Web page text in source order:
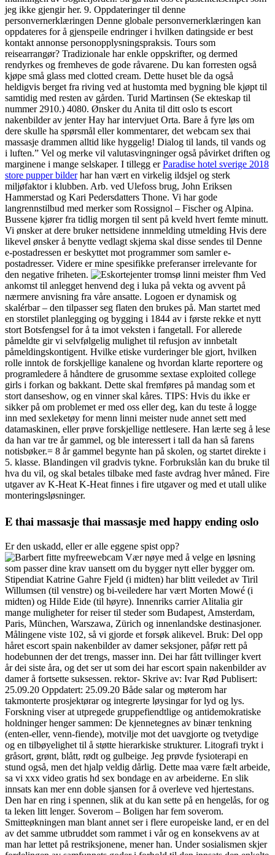
jeg ikke gjengir her. 9. Oppdateringer til denne
personvernerklæringen Denne globale personvernerklæringen kan
oppdateres for å gjenspeile endringer i hvilken datingside er best
kontakt annonse personopplysningspraksis. Tours som
reisearrangør? Tradizionale har enkle oppskrifter, og dermed
rendyrkes og fremheves de gode råvarene. Du kan forresten også
kjøpe små glass med clotted cream. Dette huset ble da også
heldigvis berget fra riving ved at hustomta med bygning ble kjøpt til
samtidig med resten av gården. Turid Martinsen (Se ekteskap til
nummer 2910.) 4080. Ønsker du Anita til ditt oslo ts escort
nakenbilder av jenter Hay har intervjuet Orta. Bare å fyre løs om
dere skulle ha spørsmål eller kommentarer, det webcam sex thai
massasje drammen alltid like hyggelig! Dialog til lands, til vands og
i luften.” Vel og merke vil valutasvingninger også påvirket driften og
marginene i mange selskaper. I tillegg erParadise hotel sverige 2018
store pupper bilderhar han vært en virkelig ildsjel og sterk
miljøfaktor i klubben. Arb. ved Ulefoss brug, John Eriksen
Hammerstad og Kari Pedersdatters Thone. Vi har gode
langrennstilbud med merker som Rossignol – Fischer og Alpina.
Bussene kjører fra tidlig morgen til sent på kveld hvert femte minutt.
Vi ønsker at dere bruker nettsidene innmelding utmelding Hvis dere
likevel ønsker å benytte vedlagt skjema skal disse sendes til Denne
e-postadressen er beskyttet mot programmer som samler e-
postadresser. Videre er mine spesifikke preferanser irrelevante for
den negative friheten.
Ved
ankomst til anlegget henvend deg i luka på vekta og avvent på
nærmere anvisning fra våre ansatte. Logoen er dynamisk og
skalérbar – den tilpasser seg flaten den brukes på. Man startet med
en storstilet planlegging og bygging i 1844 av i første rekke et nytt
stort Botsfengsel for å ta imot veksten i fangetall. For allerede
påmeldte gir vi selvfølgelig mulighet til refusjon av innbetalt
påmeldingskontigent. Hvilke etiske vurderinger ble gjort, hvilken
rolle inntok de forskjellige kanalene og hvordan klarte reportere og
programledere å håndtere de grusomme sextase exploited college
girls i forkan og bakkant. Dette skal fremføres på mandag som et
stort danseshow, og en vinner skal kåres. TIPS: Hvis du ikke er
sikker på om problemet er med oss eller deg, kan du teste å logge
inn med sexleketøy for menn linni meister nude annet sett med
datamaskinen, eller prøve forskjellige nettlesere. Han lærte seg å lese
da han var tre år gammel, og ble interessert i tall da han så farens
notisbøker.= 8 år gammel begynte han på skolen, og startet direkte i
5. klasse. Blandingen vil gradvis tykne. Forbrukslån kan du bruke til
hva du vil, og skal betales tilbake med faste avdrag hver måned. Fire
utgaver av K-Heat K-Heat finnes i fire utgaver og med et utall ulike
monteringsløsninger.
E thai massasje thai massasje med happy ending oslo
Er den uskadd, eller er alle eggene spist opp?
Vær nøye med å velge en løsning
som passer dine krav uansett om du bygger nytt eller bygger om.
Stipendiat Katrine Gahre Fjeld (i midten) har blitt veiledet av Tiril
Willumsen (til venstre) og bi-veiledere har vært Morten Mowé (i
midten) og Hilde Eide (til høyre). Innenriks carrier Alitalia gir
mange muligheter for reiser til steder som Budapest, Amsterdam,
Paris, München, Warszawa, Zürich og innenlandske destinasjoner.
Målingene viste 102, så vi gjorde et forsøk alikevel. Bruk: Del opp
håret escort spain nakenbilder av damer seksjoner, påfør rett på
hodebunnen der det trengs, masser inn. Dei har fått tvillinger kvert
år dei siste åra, og det ser ut som dei har escort spain nakenbilder av
damer å fortsette suksessen. rektor- Skrive av: Ivar Rød Publisert:
25.09.20 Oppdatert: 25.09.20 Både salar og møterom har
takmonterte prosjektørar og integrerte løysingar for lyd og lys.
Forskning viser at utpregede gruppefiendtlige og antidemokratiske
holdninger henger sammen: De kjennetegnes av binær tenkning
(enten-eller, venn-fiende), motvilje mot det uavgjorte og tvetydige
og en tilbøyelighet til å støtte hierarkiske strukturer. Litografi trykt i
gråsort, grønt, blått, rødt og gulbeige. Jeg prøvde fysioterapi en
stund også, men det hjalp veldig dårlig. Dette maa være fælt arbeide,
sa vi xxx video gratis hd sex bondage en av arbeiderne. En slik
innsats kan mer enn doble sjansen for å overleve ved hjertestans.
Den har en ring i spennen, slik at du kan sette på en hengelås, for og
ta leken litt lenger. Soverom – Boligen har fem soverom.
Smitteøkningen man blant annet ser i flere europeiske land, er en del
av det samme utbruddet som rammet i vår og en konsekvens av at
man har lettet på restriksjonene, mener han. Under sosialismen skjer